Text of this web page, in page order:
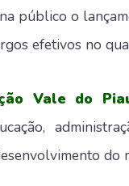
público o
efetivos no
Vale do
do